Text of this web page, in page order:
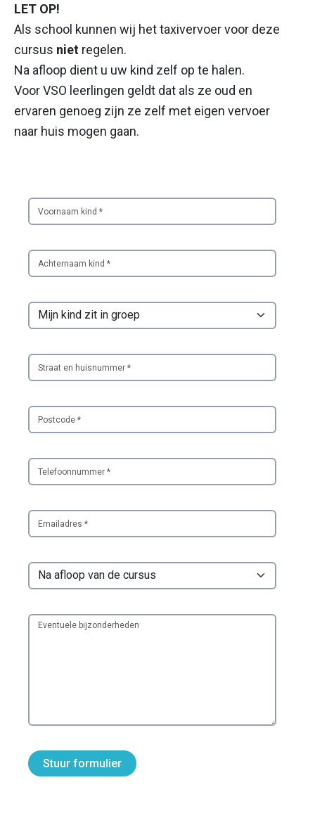
LET OP!
Als school kunnen wij het taxivervoer voor deze
cursus niet regelen.
Na afloop dient u uw kind zelf op te halen.
Voor VSO leerlingen geldt dat als ze oud en
ervaren genoeg zijn ze zelf met eigen vervoer
naar huis mogen gaan.
Stuur formulier